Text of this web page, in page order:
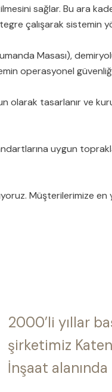
sağlar. Bu ara
çalışarak sistemin
Masası),
operasyonel
tasarlanır ve
uygun
Müşterilerimize
2000’li yıllar
şirketimiz
İnşaat